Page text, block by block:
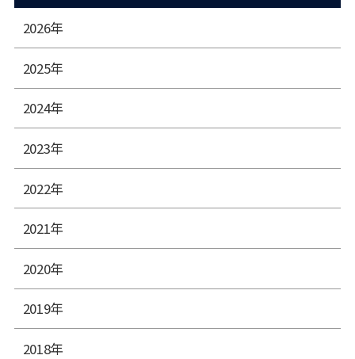
2026年
2025年
2024年
2023年
2022年
2021年
2020年
2019年
2018年